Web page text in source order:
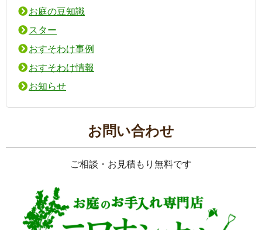
お庭の豆知識
スター
おすそわけ事例
おすそわけ情報
お知らせ
お問い合わせ
ご相談・お見積もり無料です